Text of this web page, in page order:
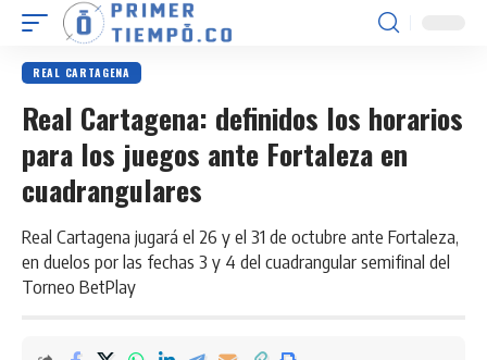
REAL CARTAGENA
Real Cartagena: definidos los horarios
para los juegos ante Fortaleza en
cuadrangulares
Real Cartagena jugará el 26 y el 31 de octubre ante Fortaleza,
en duelos por las fechas 3 y 4 del cuadrangular semifinal del
Torneo BetPlay